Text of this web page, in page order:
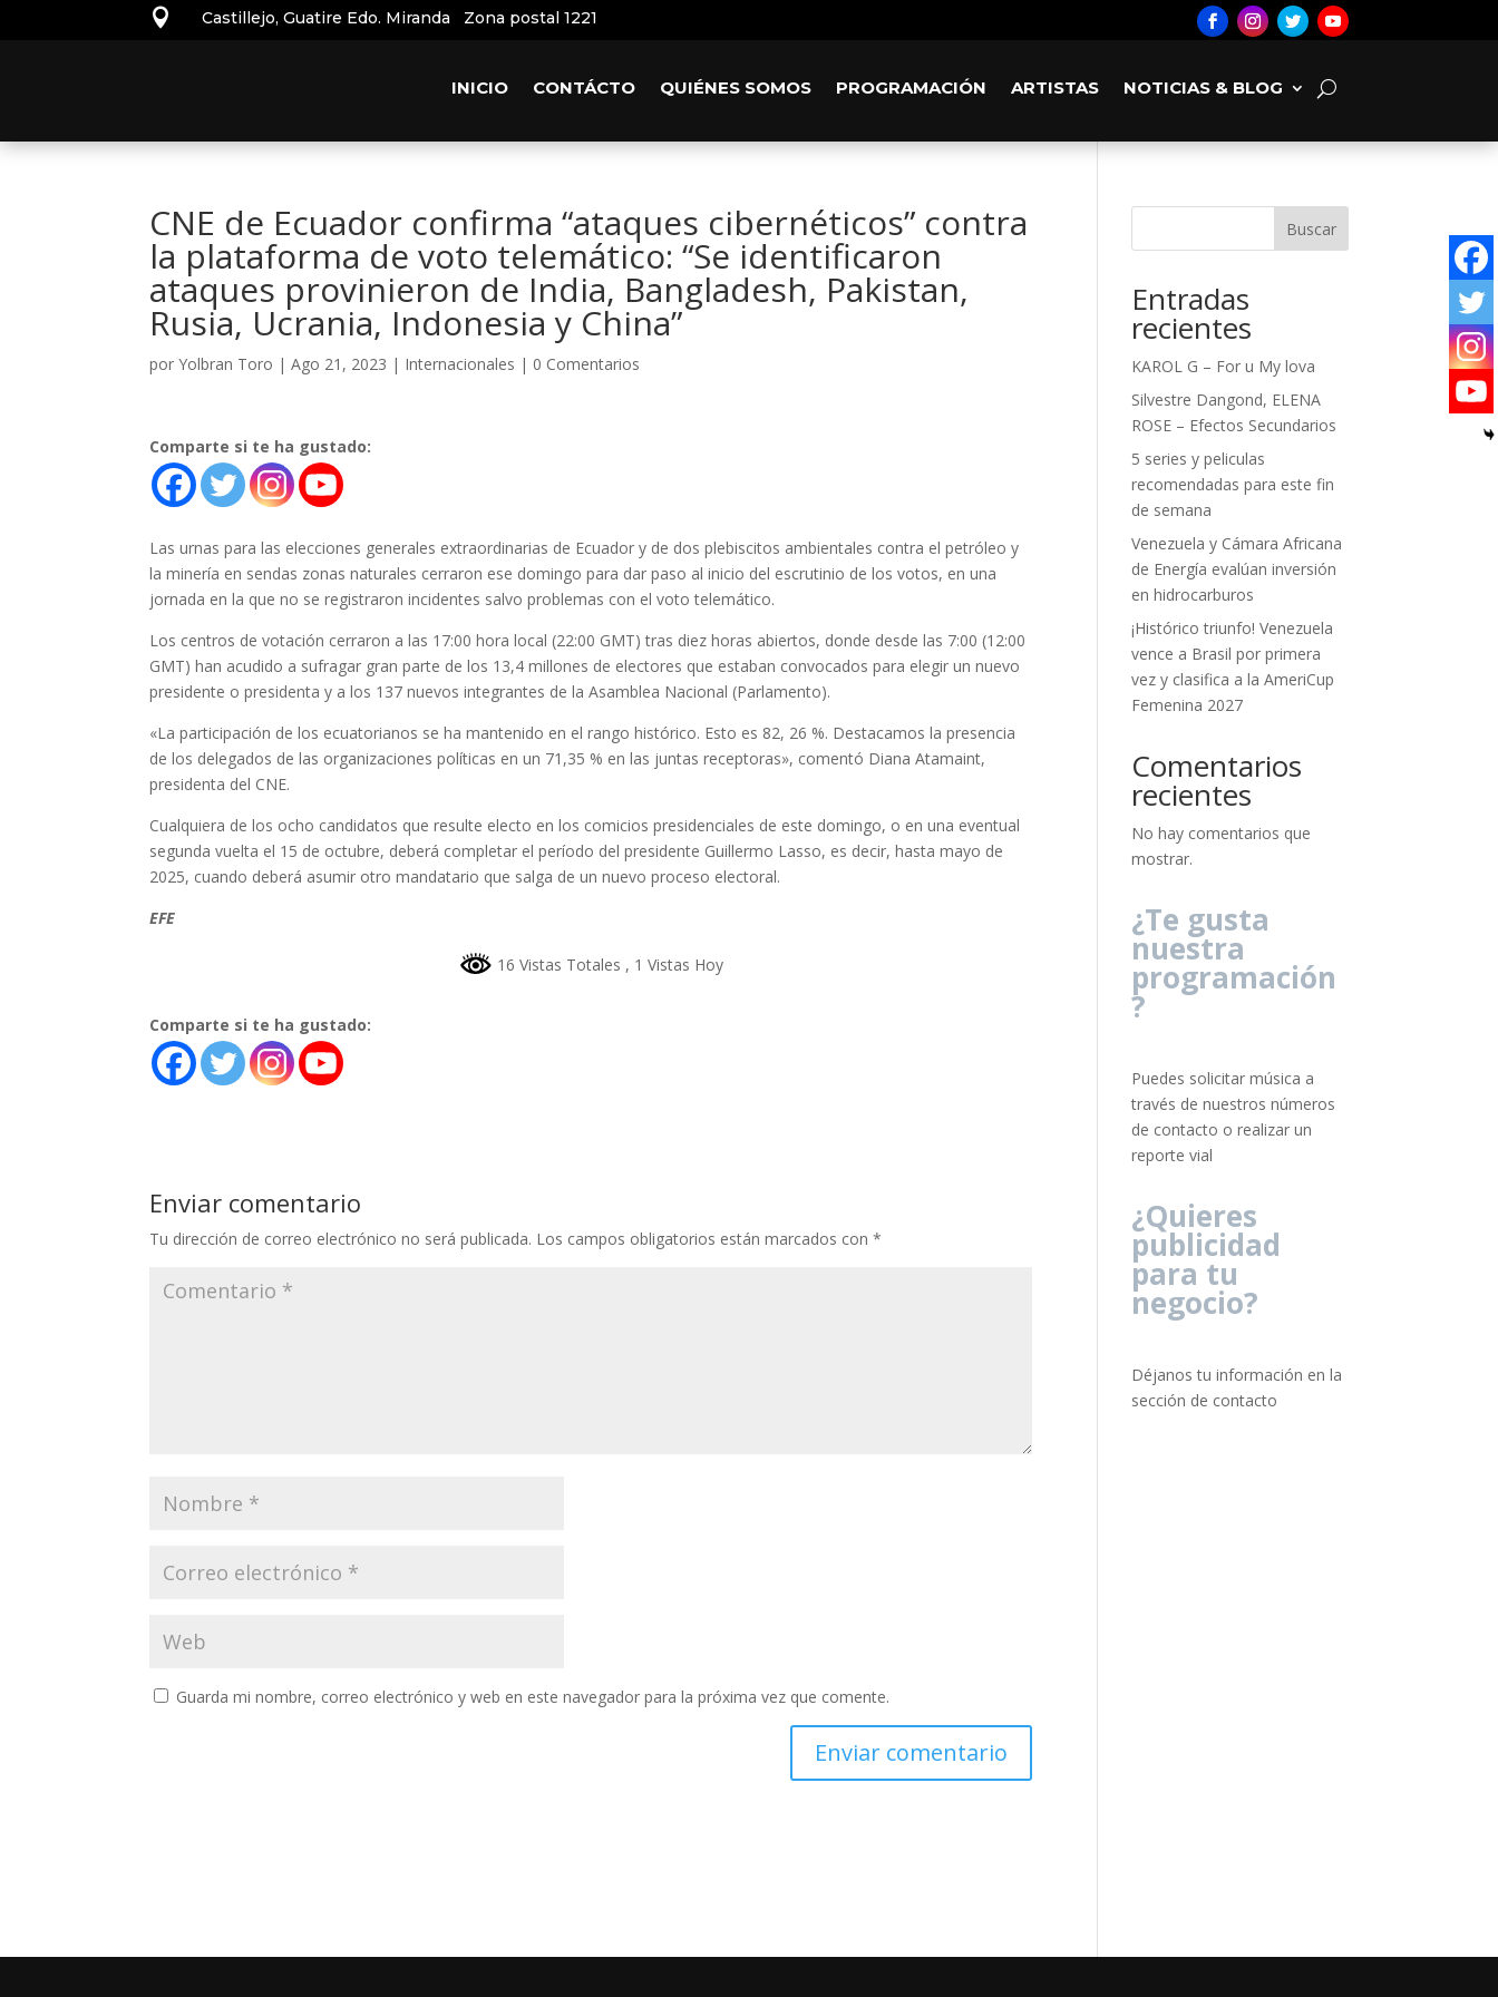
 Castillejo, Guatire Edo. Miranda Zona postal 1221
INICIO CONTÁCTO QUIÉNES SOMOS PROGRAMACIÓN ARTISTAS NOTICIAS & BLOG
CNE de Ecuador confirma “ataques cibernéticos” contra
la plataforma de voto telemático: “Se identificaron
ataques provinieron de India, Bangladesh, Pakistan,
Rusia, Ucrania, Indonesia y China”
porYolbran Toro |Ago 21, 2023 | Internacionales | 0 Comentarios
Comparte si te ha gustado:
Las urnas para las elecciones generales extraordinarias de Ecuador y de dos plebiscitos ambientales contra el petróleo y
la minería en sendas zonas naturales cerraron ese domingo para dar paso al inicio del escrutinio de los votos, en una
jornada en la que no se registraron incidentes salvo problemas con el voto telemático.
Los centros de votación cerraron a las 17:00 hora local (22:00 GMT) tras diez horas abiertos, donde desde las 7:00 (12:00
GMT) han acudido a sufragar gran parte de los 13,4 millones de electores que estaban convocados para elegir un nuevo
presidente o presidenta y a los 137 nuevos integrantes de la Asamblea Nacional (Parlamento).
«La participación de los ecuatorianos se ha mantenido en el rango histórico. Esto es 82, 26 %. Destacamos la presencia
de los delegados de las organizaciones políticas en un 71,35 % en las juntas receptoras», comentó Diana Atamaint,
presidenta del CNE.
Cualquiera de los ocho candidatos que resulte electo en los comicios presidenciales de este domingo, o en una eventual
segunda vuelta el 15 de octubre, deberá completar el período del presidente Guillermo Lasso, es decir, hasta mayo de
2025, cuando deberá asumir otro mandatario que salga de un nuevo proceso electoral.
EFE
16 Vistas Totales , 1 Vistas Hoy
Comparte si te ha gustado:
Enviar comentario
Tu dirección de correo electrónico no será publicada. Los campos obligatorios están marcados con*
Guarda mi nombre, correo electrónico y web en este navegador para la próxima vez que comente.
Buscar
Entradas
recientes
KAROL G – For u My lova
Silvestre Dangond, ELENA
ROSE – Efectos Secundarios
5 series y peliculas
recomendadas para este fin
de semana
Venezuela y Cámara Africana
de Energía evalúan inversión
en hidrocarburos
¡Histórico triunfo! Venezuela
vence a Brasil por primera
vez y clasifica a la AmeriCup
Femenina 2027
Comentarios
recientes
No hay comentarios que
mostrar.
¿Te gusta
nuestra
programación
?
Puedes solicitar música a
través de nuestros números
de contacto o realizar un
reporte vial
¿Quieres
publicidad
para tu
negocio?
Déjanos tu información en la
sección de contacto